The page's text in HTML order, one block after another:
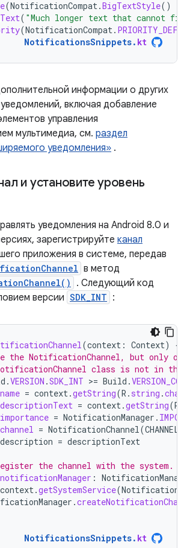
(NotificationCompat.BigTextStyle()
( "Much longer text that cannot
(NotificationCompat.
NotificationsSnippets. kt
информации о других
включая добавление
управления
мультимедиа, см. раздел
уведомления» .
и установите уровень
уведомления на Android 8.0 и
зарегистрируйте канал
приложения в системе, передав
в метод
. Следующий код
версии SDK_INT :
(context : Context)
{
the NotificationChannel, but only on
class is not in the
.VERSION .SDK_INT >= Build .
name = context.getString(R . string .
descriptionText = context.getString(R
importance = NotificationManager .
channel = NotificationChannel(
description = descriptionText
the channel with the system.
notificationManager :
context.getSystemService(
.
NotificationsSnippets. kt